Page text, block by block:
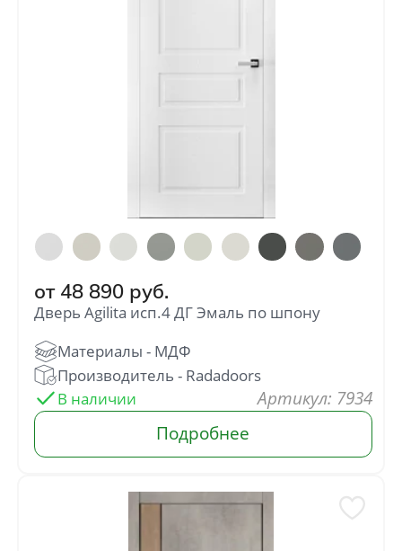
от 48 890 руб.
Дверь Agilita исп.4 ДГ Эмаль по шпону
: 7934